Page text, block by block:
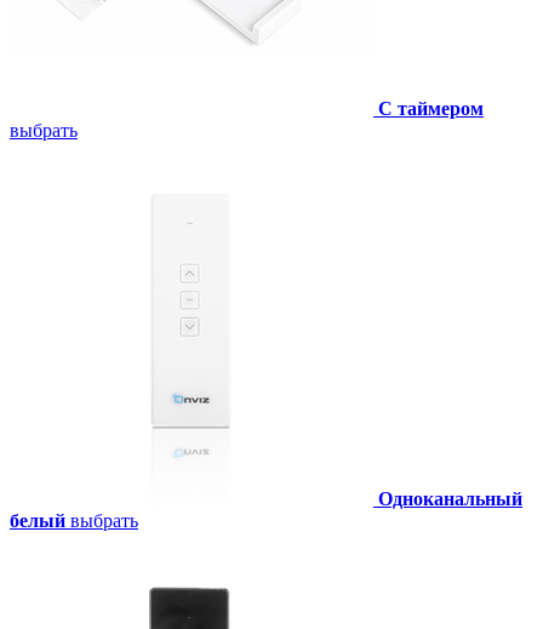
С таймером
выбрать
Одноканальный
белый выбрать